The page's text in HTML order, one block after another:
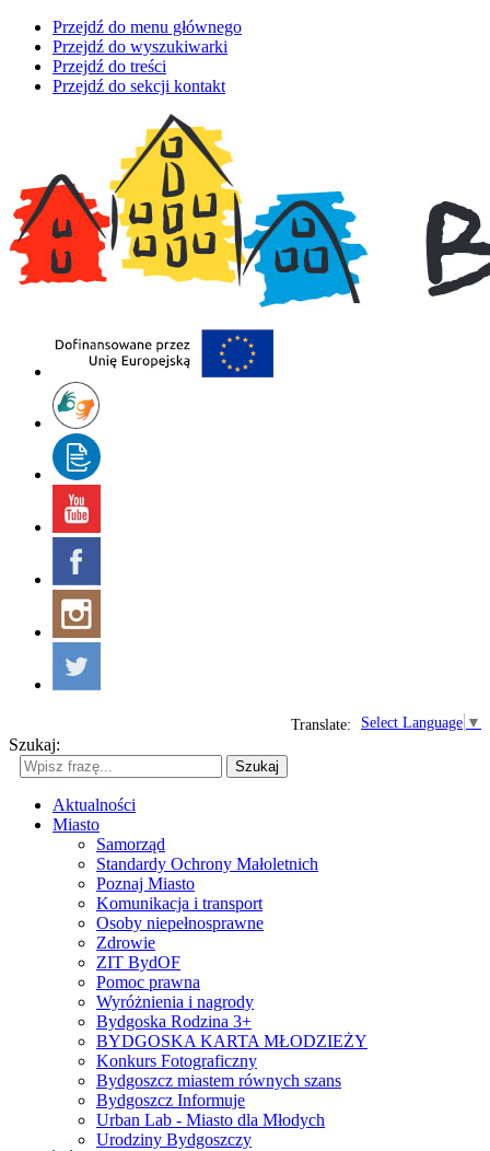
Przejdź do menu głównego
Przejdź do wyszukiwarki
Przejdź do treści
Przejdź do sekcji kontakt
Select Language ▼
Translate:
Szukaj:
Szukaj
Aktualności
Miasto
Samorząd
Standardy Ochrony Małoletnich
Poznaj Miasto
Komunikacja i transport
Osoby niepełnosprawne
Zdrowie
ZIT BydOF
Pomoc prawna
Wyróżnienia i nagrody
Bydgoska Rodzina 3+
BYDGOSKA KARTA MŁODZIEŻY
Konkurs Fotograficzny
Bydgoszcz miastem równych szans
Bydgoszcz Informuje
Urban Lab - Miasto dla Młodych
Urodziny Bydgoszczy